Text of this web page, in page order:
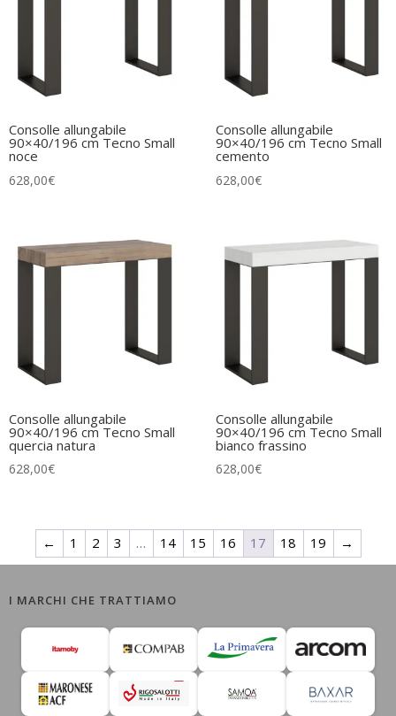
Consolle allungabile
90×40/196 cm Tecno Small
noce
628,00€
Consolle allungabile
90×40/196 cm Tecno Small
cemento
628,00€
Consolle allungabile
90×40/196 cm Tecno Small
quercia natura
628,00€
Consolle allungabile
90×40/196 cm Tecno Small
bianco frassino
628,00€
← 1 2 3 … 14 15 16 17 18 19 →
I MARCHI CHE TRATTIAMO